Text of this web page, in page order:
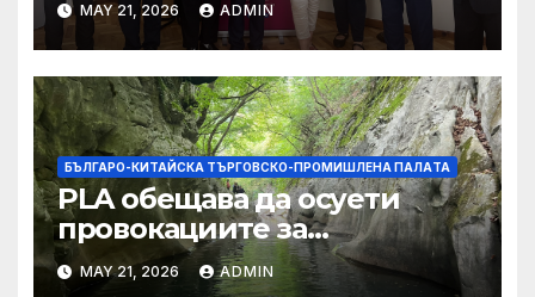
MAY 21, 2026 ADMIN
БЪЛГАРО-КИТАЙСКА ТЪРГОВСКО-ПРОМИШЛЕНА ПАЛAТА
PLA обещава да осуети
провокациите за
„независимост на Тайван“.
MAY 21, 2026 ADMIN